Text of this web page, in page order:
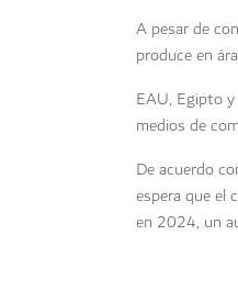
A pesar de
produce en
EAU, Egipto
medios de
De acuerdo
espera que el
en 2024, un